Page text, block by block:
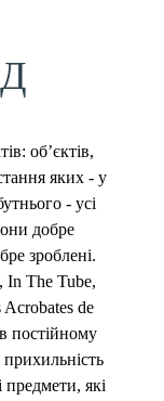
об’єктів,
яких - у
- усі
добре
зроблені.
In The Tube,
de
постійному
які